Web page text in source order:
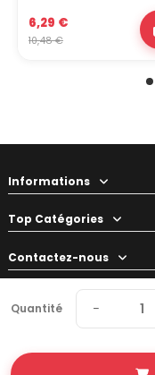
Quantité −
6,29 €
10,48 €
Informations
Top Catégories
Contactez-nous
Votre préparateur